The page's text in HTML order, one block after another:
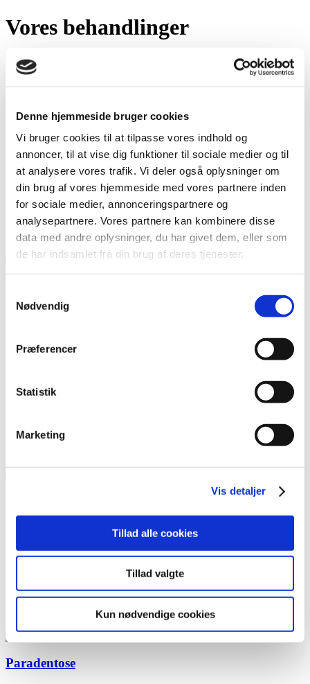
Denne hjemmeside bruger cookies
Vi bruger cookies til at tilpasse vores indhold og
annoncer, til at vise dig funktioner til sociale medier og til
at analysere vores trafik. Vi deler også oplysninger om
din brug af vores hjemmeside med vores partnere inden
for sociale medier, annonceringspartnere og
analysepartnere. Vores partnere kan kombinere disse
data med andre oplysninger, du har givet dem, eller som
de har indsamlet fra din brug af deres tjenester.
Nødvendig
Præferencer
Statistik
Marketing
Vis detaljer
Tillad alle cookies
Tillad valgte
Kun nødvendige cookies
Vores behandlinger
Tandklinikken Wølund & Wolf er en tandlæge i Taastrup, der
udover at tilbyde gængse tandbehandlinger, specialiserer sig i
krone-, bro- og implantatbehandlinger. På grund af højt
tilbyde nogle af Danmarks absolut laveste
bro– ogkronebehandlinger– naturligvis uden at gå på kompromis
med kvalitet eller vores patienters tryghed.
Se alle vores tandbehandlinger herunder.
Hvilken tandbehandling kan vi hjælpe dig
med?
Dårlig ånde
Implantat
Tandbro
Paradentose